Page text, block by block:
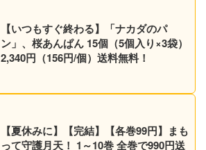
【いつもすぐ終わる】「ナカダのパ
ン」、桜あんぱん 15個（5個入り×3袋）
2,340円（156円/個）送料無料！
【夏休みに】【完結】【各巻99円】まも
って守護月天！ 1～10巻 全巻で990円送